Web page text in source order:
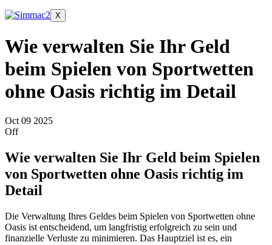
X
Wie verwalten Sie Ihr Geld
beim Spielen von Sportwetten
ohne Oasis richtig im Detail
Oct 09 2025
Off
Wie verwalten Sie Ihr Geld beim Spielen
von Sportwetten ohne Oasis richtig im
Detail
Die Verwaltung Ihres Geldes beim Spielen von Sportwetten ohne
Oasis ist entscheidend, um langfristig erfolgreich zu sein und
finanzielle Verluste zu minimieren. Das Hauptziel ist es, ein